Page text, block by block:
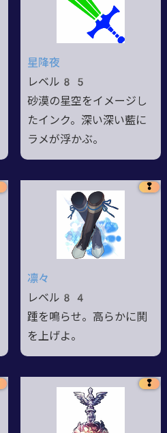
星降夜
レベル85
砂漠の星空をイメージし
たインク。深い深い藍に
ラメが浮かぶ。
❢
凛々
レベル84
踵を鳴らせ。高らかに鬨
を上げよ。
❢